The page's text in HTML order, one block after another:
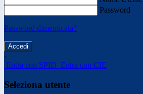
Password
Password dimenticata?
-
Entra con SPID Entra con CIE
Seleziona utente